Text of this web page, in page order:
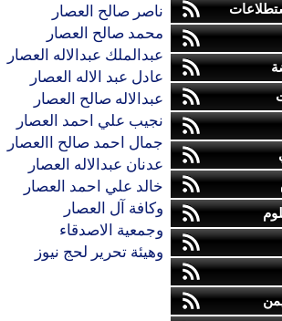
ناصر صالح العصار
محمد صالح العصار
عبدالملك عبدالاله العصار
عادل عبد الاله العصار
عبدالاله صالح العصار
نجيب علي احمد العصار
جمال احمد صالح االعصار
عدنان عبدالاله العصار
خالد علي احمد العصار
وكافة آل العصار
وجمعية الاصدقاء
وهيئة تحرير لحج نيوز